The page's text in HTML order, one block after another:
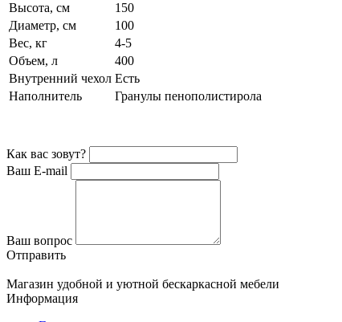
Высота, см
150
Диаметр, см
100
Вес, кг
4-5
Объем, л
400
Внутренний чехол Есть
Наполнитель
Гранулы пенополистирола
Как вас зовут?
Ваш E-mail
Ваш вопрос
Отправить
Магазин удобной и уютной бескаркасной мебели
Информация